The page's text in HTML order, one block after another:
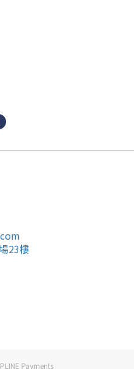
23樓
Payments